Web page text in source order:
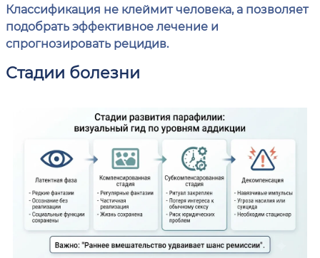
Классификация не клеймит человека, а позволяет
подобрать эффективное лечение и
спрогнозировать рецидив.
Стадии болезни